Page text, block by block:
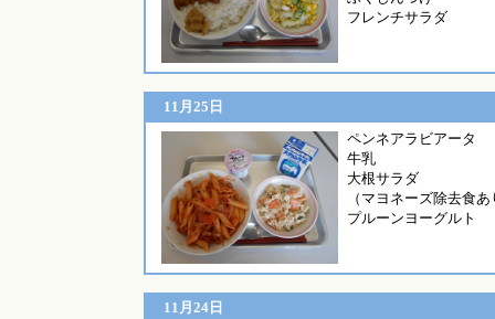
フレンチサラダ
11月25日
ペンネアラビ
牛乳
大根サラダ
（マヨネーズ除去食あ
プルーンヨーグルト
11月24日